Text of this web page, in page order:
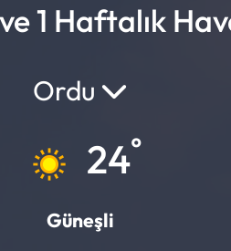
1 Haftalık
Ordu
24°
Güneşli